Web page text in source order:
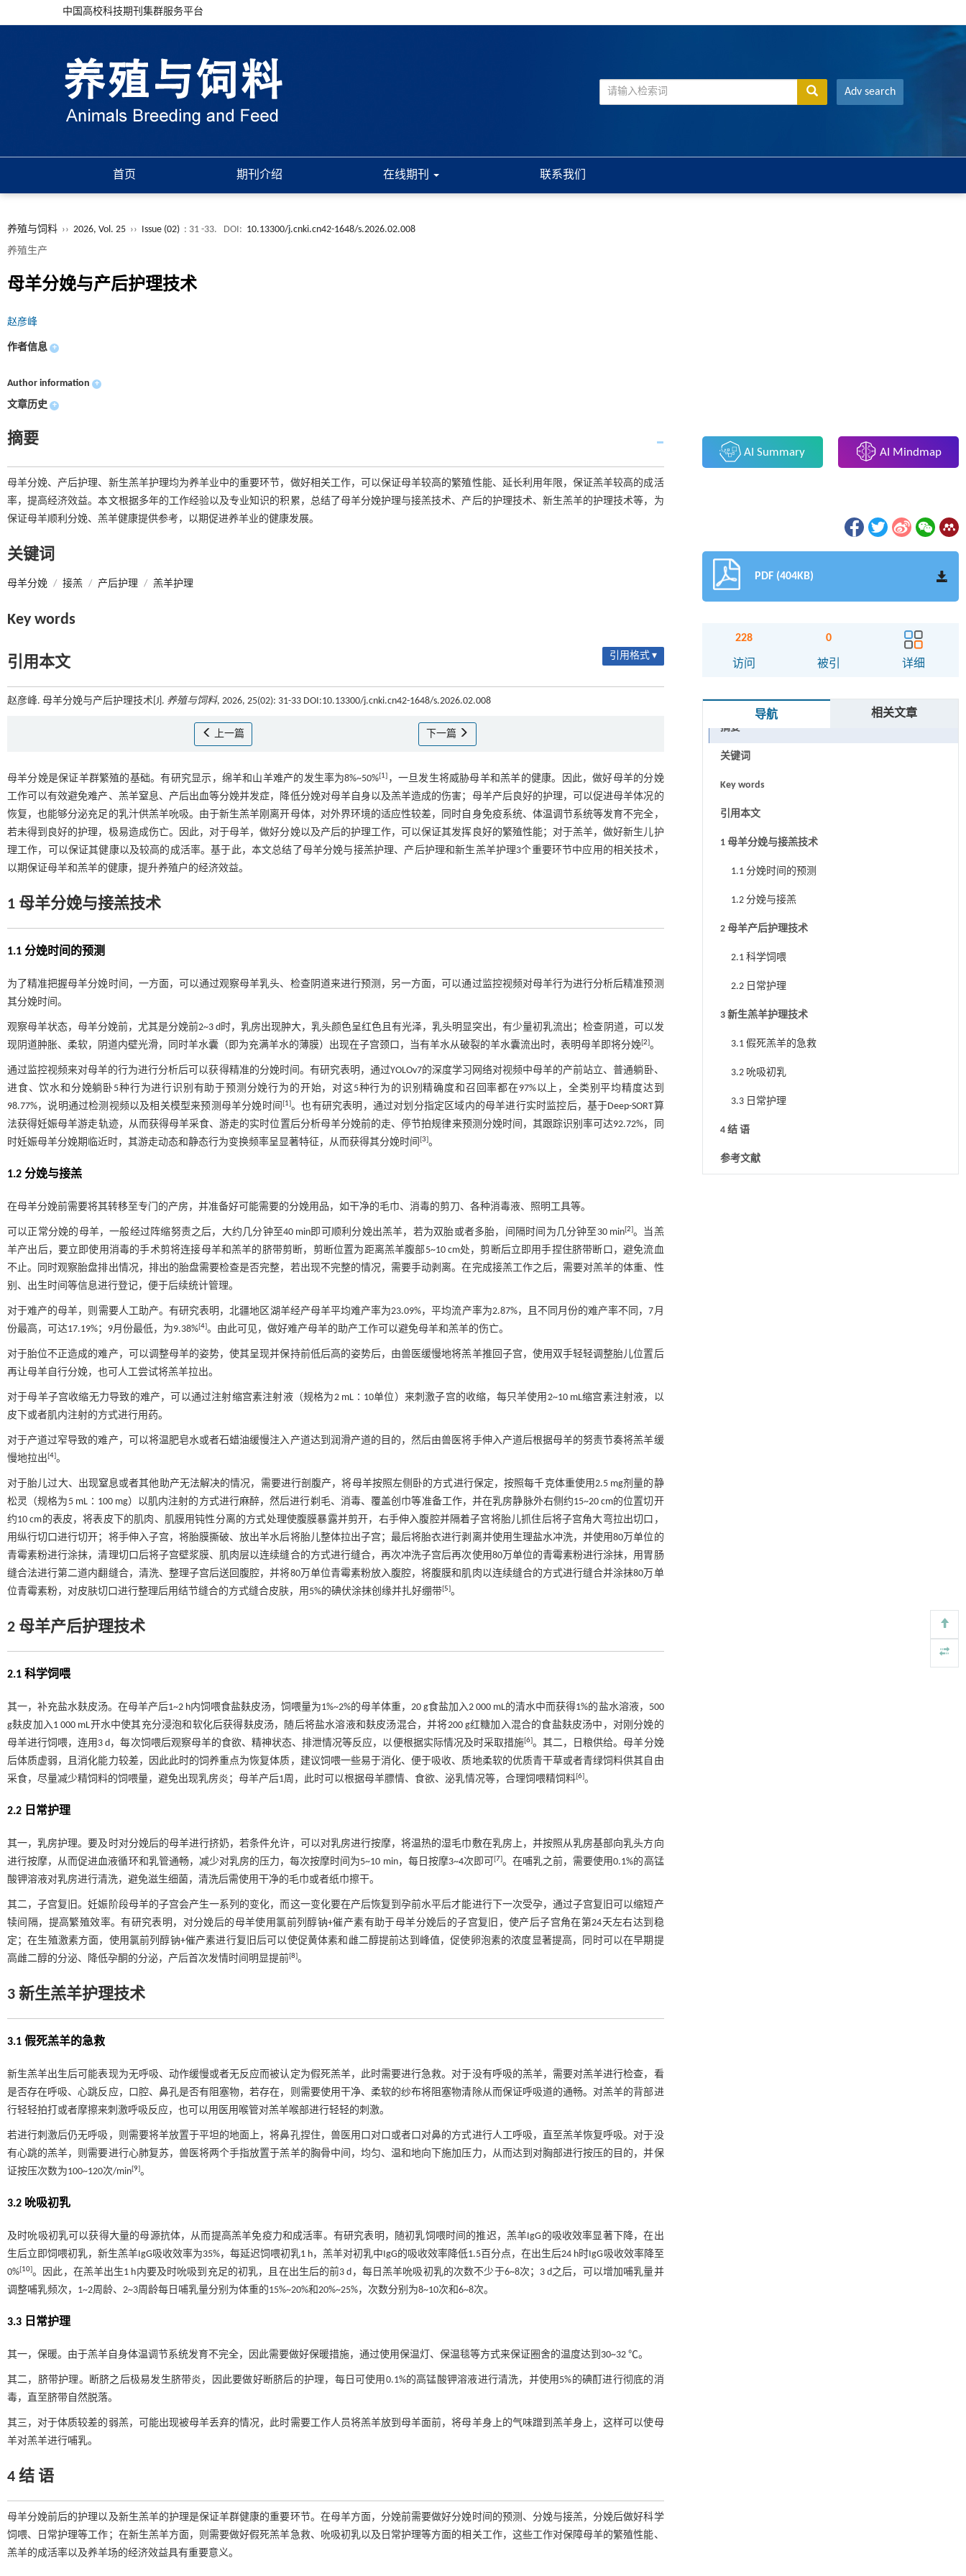
中国高校科技期刊集群服务平台
Adv search
首页 期刊介绍 在线期刊 联系我们
养殖与饲料 ›› 2026, Vol. 25 ›› Issue (02) : 31 -33. DOI: 10.13300/j.cnki.cn42-1648/s.2026.02.008
养殖生产
母羊分娩与产后护理技术
赵彦峰
作者信息 +
Author information +
文章历史 +
摘要
母羊分娩、产后护理、新生羔羊护理均为养羊业中的重要环节，做好相关工作，可以保证母羊较高的繁殖性能、延长利用年限，保证羔羊较高的成活
率，提高经济效益。本文根据多年的工作经验以及专业知识的积累，总结了母羊分娩护理与接羔技术、产后的护理技术、新生羔羊的护理技术等，为
保证母羊顺利分娩、羔羊健康提供参考，以期促进养羊业的健康发展。
关键词
母羊分娩 / 接羔 / 产后护理 / 羔羊护理
Key words
引用本文 引用格式 ▾
赵彦峰. 母羊分娩与产后护理技术[J]. 养殖与饲料, 2026, 25(02): 31-33 DOI:10.13300/j.cnki.cn42-1648/s.2026.02.008
上一篇 下一篇
母羊分娩是保证羊群繁殖的基础。有研究显示，绵羊和山羊难产的发生率为8%~50%[1] ，一旦发生将威胁母羊和羔羊的健康。因此，做好母羊的分娩
工作可以有效避免难产、羔羊窒息、产后出血等分娩并发症，降低分娩对母羊自身以及羔羊造成的伤害；母羊产后良好的护理，可以促进母羊体况的
恢复，也能够分泌充足的乳汁供羔羊吮吸。由于新生羔羊刚离开母体，对外界环境的适应性较差，同时自身免疫系统、体温调节系统等发育不完全，
若未得到良好的护理，极易造成伤亡。因此，对于母羊，做好分娩以及产后的护理工作，可以保证其发挥良好的繁殖性能；对于羔羊，做好新生儿护
理工作，可以保证其健康以及较高的成活率。基于此，本文总结了母羊分娩与接羔护理、产后护理和新生羔羊护理3个重要环节中应用的相关技术，
以期保证母羊和羔羊的健康，提升养殖户的经济效益。
1 母羊分娩与接羔技术
1.1 分娩时间的预测
为了精准把握母羊分娩时间，一方面，可以通过观察母羊乳头、检查阴道来进行预测，另一方面，可以通过监控视频对母羊行为进行分析后精准预测
其分娩时间。
观察母羊状态，母羊分娩前，尤其是分娩前2~3 d时，乳房出现肿大，乳头颜色呈红色且有光泽，乳头明显突出，有少量初乳流出；检查阴道，可以发
现阴道肿胀、柔软，阴道内壁光滑，同时羊水囊（即为充满羊水的薄膜）出现在子宫颈口，当有羊水从破裂的羊水囊流出时，表明母羊即将分娩[2]。
通过监控视频来对母羊的行为进行分析后可以获得精准的分娩时间。有研究表明，通过YOLOv7的深度学习网络对视频中母羊的产前站立、普通躺卧、
进食、饮水和分娩躺卧5种行为进行识别有助于预测分娩行为的开始，对这5种行为的识别精确度和召回率都在97%以上，全类别平均精度达到
98.77%，说明通过检测视频以及相关模型来预测母羊分娩时间 [1]。也有研究表明，通过对划分指定区域内的母羊进行实时监控后，基于Deep-SORT算
法获得妊娠母羊游走轨迹，从而获得母羊采食、游走的实时位置后分析母羊分娩前的走、停节拍规律来预测分娩时间，其跟踪识别率可达92.72%，同
时妊娠母羊分娩期临近时，其游走动态和静态行为变换频率呈显著特征，从而获得其分娩时间 [3]。
1.2 分娩与接羔
在母羊分娩前需要将其转移至专门的产房，并准备好可能需要的分娩用品，如干净的毛巾、消毒的剪刀、各种消毒液、照明工具等。
可以正常分娩的母羊，一般经过阵缩努责之后，大约几分钟至40 min即可顺利分娩出羔羊，若为双胎或者多胎，间隔时间为几分钟至30 min[2]。当羔
羊产出后，要立即使用消毒的手术剪将连接母羊和羔羊的脐带剪断，剪断位置为距离羔羊腹部5~10 cm处，剪断后立即用手捏住脐带断口，避免流血
不止。同时观察胎盘排出情况，排出的胎盘需要检查是否完整，若出现不完整的情况，需要手动剥离。在完成接羔工作之后，需要对羔羊的体重、性
别、出生时间等信息进行登记，便于后续统计管理。
对于难产的母羊，则需要人工助产。有研究表明，北疆地区湖羊经产母羊平均难产率为23.09%，平均流产率为2.87%，且不同月份的难产率不同，7月
份最高，可达17.19%；9月份最低，为9.38%[4]。由此可见，做好难产母羊的助产工作可以避免母羊和羔羊的伤亡。
对于胎位不正造成的难产，可以调整母羊的姿势，使其呈现并保持前低后高的姿势后，由兽医缓慢地将羔羊推回子宫，使用双手轻轻调整胎儿位置后
再让母羊自行分娩，也可人工尝试将羔羊拉出。
对于母羊子宫收缩无力导致的难产，可以通过注射缩宫素注射液（规格为2 mL∶10单位）来刺激子宫的收缩，每只羊使用2~10 mL缩宫素注射液，以
皮下或者肌内注射的方式进行用药。
对于产道过窄导致的难产，可以将温肥皂水或者石蜡油缓慢注入产道达到润滑产道的目的，然后由兽医将手伸入产道后根据母羊的努责节奏将羔羊缓
慢地拉出[4]。
对于胎儿过大、出现窒息或者其他助产无法解决的情况，需要进行剖腹产，将母羊按照左侧卧的方式进行保定，按照每千克体重使用2.5 mg剂量的静
松灵（规格为5 mL∶100 mg）以肌内注射的方式进行麻醉，然后进行剃毛、消毒、覆盖创巾等准备工作，并在乳房静脉外右侧约15~20 cm的位置切开
约10 cm的表皮，将表皮下的肌肉、肌膜用钝性分离的方式处理使腹膜暴露并剪开，右手伸入腹腔并隔着子宫将胎儿抓住后将子宫角大弯拉出切口，
用纵行切口进行切开；将手伸入子宫，将胎膜撕破、放出羊水后将胎儿整体拉出子宫；最后将胎衣进行剥离并使用生理盐水冲洗，并使用80万单位的
青霉素粉进行涂抹，清理切口后将子宫壁浆膜、肌肉层以连续缝合的方式进行缝合，再次冲洗子宫后再次使用80万单位的青霉素粉进行涂抹，用胃肠
缝合法进行第二道内翻缝合，清洗、整理子宫后送回腹腔，并将80万单位青霉素粉放入腹腔，将腹膜和肌肉以连续缝合的方式进行缝合并涂抹80万单
位青霉素粉，对皮肤切口进行整理后用结节缝合的方式缝合皮肤，用5%的碘伏涂抹创缘并扎好绷带[5]。
2 母羊产后护理技术
2.1 科学饲喂
其一，补充盐水麸皮汤。在母羊产后1~2 h内饲喂食盐麸皮汤，饲喂量为1%~2%的母羊体重，20 g食盐加入2 000 mL的清水中而获得1%的盐水溶液，500
g麸皮加入1 000 mL开水中使其充分浸泡和软化后获得麸皮汤，随后将盐水溶液和麸皮汤混合，并将200 g红糖加入混合的食盐麸皮汤中，对刚分娩的
母羊进行饲喂，连用3 d，每次饲喂后观察母羊的食欲、精神状态、排泄情况等反应，以便根据实际情况及时采取措施[6]。其二，日粮供给。母羊分娩
后体质虚弱，且消化能力较差，因此此时的饲养重点为恢复体质，建议饲喂一些易于消化、便于吸收、质地柔软的优质青干草或者青绿饲料供其自由
采食，尽量减少精饲料的饲喂量，避免出现乳房炎；母羊产后1周，此时可以根据母羊膘情、食欲、泌乳情况等，合理饲喂精饲料[6]。
2.2 日常护理
其一，乳房护理。要及时对分娩后的母羊进行挤奶，若条件允许，可以对乳房进行按摩，将温热的湿毛巾敷在乳房上，并按照从乳房基部向乳头方向
进行按摩，从而促进血液循环和乳管通畅，减少对乳房的压力，每次按摩时间为5~10 min，每日按摩3~4次即可 [7]。在哺乳之前，需要使用0.1%的高锰
酸钾溶液对乳房进行清洗，避免滋生细菌，清洗后需使用干净的毛巾或者纸巾擦干。
其二，子宫复旧。妊娠阶段母羊的子宫会产生一系列的变化，而这一变化要在产后恢复到孕前水平后才能进行下一次受孕，通过子宫复旧可以缩短产
犊间隔，提高繁殖效率。有研究表明，对分娩后的母羊使用氯前列醇钠+催产素有助于母羊分娩后的子宫复旧，使产后子宫角在第24天左右达到稳
定；在生殖激素方面，使用氯前列醇钠+催产素进行复旧后可以使促黄体素和雌二醇提前达到峰值，促使卵泡素的浓度显著提高，同时可以在早期提
高雌二醇的分泌、降低孕酮的分泌，产后首次发情时间明显提前[8]。
3 新生羔羊护理技术
3.1 假死羔羊的急救
新生羔羊出生后可能表现为无呼吸、动作缓慢或者无反应而被认定为假死羔羊，此时需要进行急救。对于没有呼吸的羔羊，需要对羔羊进行检查，看
是否存在呼吸、心跳反应，口腔、鼻孔是否有阻塞物，若存在，则需要使用干净、柔软的纱布将阻塞物清除从而保证呼吸道的通畅。对羔羊的背部进
行轻轻拍打或者摩擦来刺激呼吸反应，也可以用医用喉管对羔羊喉部进行轻轻的刺激。
若进行刺激后仍无呼吸，则需要将羊放置于平坦的地面上，将鼻孔捏住，兽医用口对口或者口对鼻的方式进行人工呼吸，直至羔羊恢复呼吸。对于没
有心跳的羔羊，则需要进行心肺复苏，兽医将两个手指放置于羔羊的胸骨中间，均匀、温和地向下施加压力，从而达到对胸部进行按压的目的，并保
证按压次数为100~120次/min[9]。
3.2 吮吸初乳
及时吮吸初乳可以获得大量的母源抗体，从而提高羔羊免疫力和成活率。有研究表明，随初乳饲喂时间的推迟，羔羊IgG的吸收效率显著下降，在出
生后立即饲喂初乳，新生羔羊IgG吸收效率为35%，每延迟饲喂初乳1 h，羔羊对初乳中IgG的吸收效率降低1.5百分点，在出生后24 h时IgG吸收效率降至
0%[10]。因此，在羔羊出生1 h内要及时吮吸到充足的初乳，且在出生后的前3 d，每日羔羊吮吸初乳的次数不少于6~8次；3 d之后，可以增加哺乳量并
调整哺乳频次，1~2周龄、2~3周龄每日哺乳量分别为体重的15%~20%和20%~25%，次数分别为8~10次和6~8次。
3.3 日常护理
其一，保暖。由于羔羊自身体温调节系统发育不完全，因此需要做好保暖措施，通过使用保温灯、保温毯等方式来保证圈舍的温度达到30~32 ℃。
其二，脐带护理。断脐之后极易发生脐带炎，因此要做好断脐后的护理，每日可使用0.1%的高锰酸钾溶液进行清洗，并使用5%的碘酊进行彻底的消
毒，直至脐带自然脱落。
其三，对于体质较差的弱羔，可能出现被母羊丢弃的情况，此时需要工作人员将羔羊放到母羊面前，将母羊身上的气味蹭到羔羊身上，这样可以使母
羊对羔羊进行哺乳。
4 结 语
母羊分娩前后的护理以及新生羔羊的护理是保证羊群健康的重要环节。在母羊方面，分娩前需要做好分娩时间的预测、分娩与接羔，分娩后做好科学
饲喂、日常护理等工作；在新生羔羊方面，则需要做好假死羔羊急救、吮吸初乳以及日常护理等方面的相关工作，这些工作对保障母羊的繁殖性能、
羔羊的成活率以及养羊场的经济效益具有重要意义。
AI Summary AI Mindmap
PDF (404KB)
228
访问
0
被引 详细
导航 相关文章
摘要
关键词
Key words
引用本文
1 母羊分娩与接羔技术
1.1 分娩时间的预测
1.2 分娩与接羔
2 母羊产后护理技术
2.1 科学饲喂
2.2 日常护理
3 新生羔羊护理技术
3.1 假死羔羊的急救
3.2 吮吸初乳
3.3 日常护理
4 结 语
参考文献